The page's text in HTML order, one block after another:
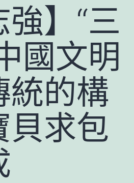
強】“三
國文明
統的構
貝求包